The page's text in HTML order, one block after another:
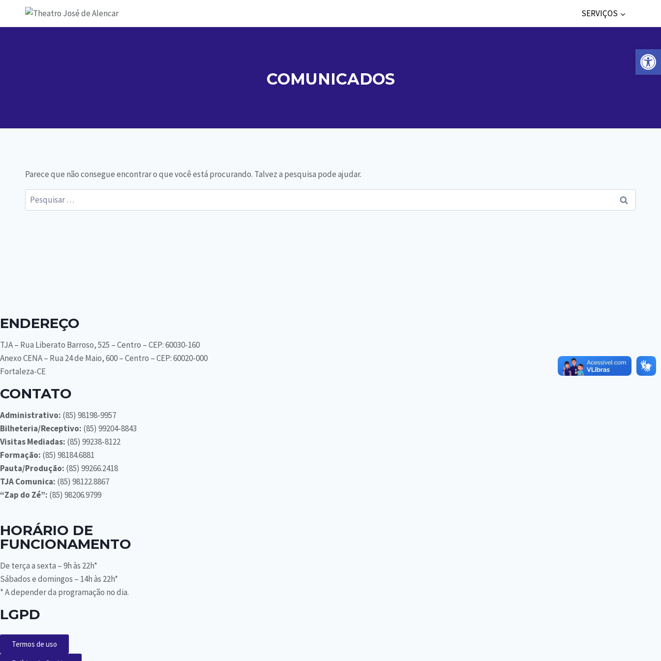
SERVIÇOS
COMUNICADOS
Parece que não consegue encontrar o que você está procurando. Talvez a pesquisa pode ajudar.
ENDEREÇO
TJA – Rua Liberato Barroso, 525 – Centro – CEP: 60030-160
Anexo CENA – Rua 24 de Maio, 600 – Centro – CEP: 60020-000
Fortaleza-CE
CONTATO
Administrativo: (85) 98198-9957
Bilheteria/Receptivo: (85) 99204-8843
Visitas Mediadas: (85) 99238-8122
Formação: (85) 98184.6881
Pauta/Produção: (85) 99266.2418
TJA Comunica: (85) 98122.8867
“Zap do Zé”: (85) 98206.9799
HORÁRIO DE
FUNCIONAMENTO
De terça a sexta – 9h às 22h*
Sábados e domingos – 14h às 22h*
*A depender da programação no dia.
LGPD
Termos de uso